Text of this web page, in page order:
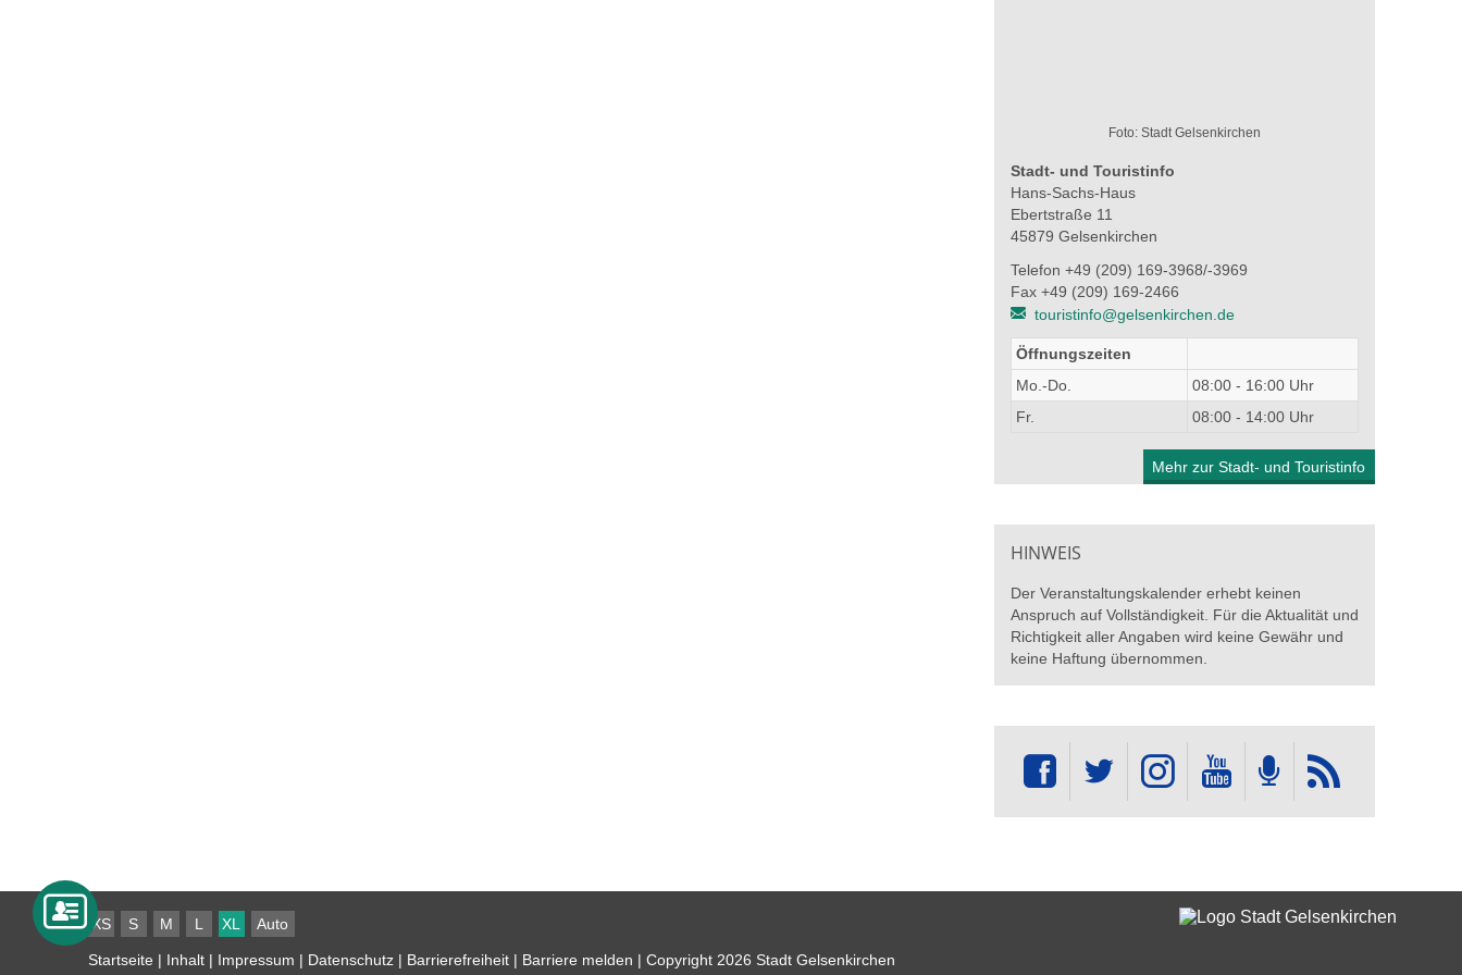
Foto: Stadt Gelsenkirchen
Stadt- und Touristinfo
Hans-Sachs-Haus
Ebertstraße 11
45879 Gelsenkirchen
Telefon +49 (209) 169-3968/-3969
Fax +49 (209) 169-2466
touristinfo@gelsenkirchen.de
Öffnungszeiten
Mo.-Do.
08:00 - 16:00 Uhr
Fr.
08:00 - 14:00 Uhr
Mehr zur Stadt- und Touristinfo
HINWEIS
Der Veranstaltungskalender erhebt keinen
Anspruch auf Vollständigkeit. Für die Aktualität und
Richtigkeit aller Angaben wird keine Gewähr und
keine Haftung übernommen.
XS S M L XL Auto
Startseite | Inhalt| Impressum | Datenschutz| Barrierefreiheit| Barriere melden | Copyright 2026 Stadt Gelsenkirchen